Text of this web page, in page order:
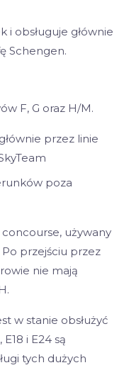
i obsługuje głównie
Schengen.
F, G oraz H/M.
przez linie
poza
używany
przejściu przez
nie mają
w stanie obsłużyć
i E24 są
tych dużych